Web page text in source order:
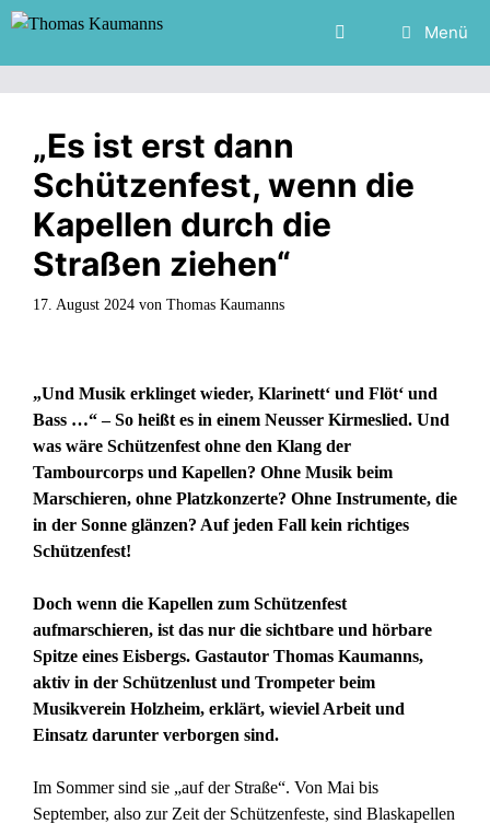
Zum
Inhalt
Menü
„Es ist erst dann
Schützenfest, wenn die
Kapellen durch die
Straßen ziehen“
17. August 2024 von Thomas Kaumanns
„Und Musik erklinget wieder, Klarinett‘ und Flöt‘ und
Bass …“ – So heißt es in einem Neusser Kirmeslied. Und
was wäre Schützenfest ohne den Klang der
Tambourcorps und Kapellen? Ohne Musik beim
Marschieren, ohne Platzkonzerte? Ohne Instrumente, die
in der Sonne glänzen? Auf jeden Fall kein richtiges
Schützenfest!
Doch wenn die Kapellen zum Schützenfest
aufmarschieren, ist das nur die sichtbare und hörbare
Spitze eines Eisbergs. Gastautor Thomas Kaumanns,
aktiv in der Schützenlust und Trompeter beim
Musikverein Holzheim, erklärt, wieviel Arbeit und
Einsatz darunter verborgen sind.
Im Sommer sind sie „auf der Straße“. Von Mai bis
September, also zur Zeit der Schützenfeste, sind Blaskapellen